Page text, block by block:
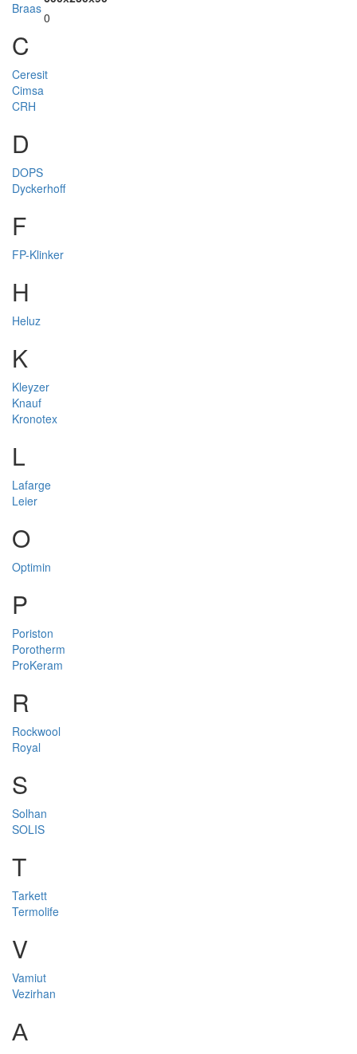
0
Braas
C
Ceresit
Cimsa
CRH
D
DOPS
Dyckerhoff
F
FP-Klinker
H
Heluz
K
Kleyzer
Knauf
Kronotex
L
Lafarge
Leier
O
Optimin
P
Poriston
Porotherm
ProKeram
R
Rockwool
Royal
S
Solhan
SOLIS
T
Tarkett
Termolife
V
Vamiut
Vezirhan
А